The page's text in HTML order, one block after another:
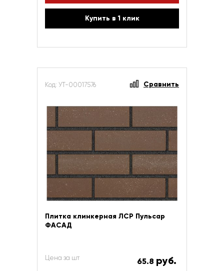
Купить в 1 клик
Код: УТ-00017576 Сравнить
Плитка клинкерная ЛСР Пульсар
ФАСАД
Цена за шт 65.8 руб.